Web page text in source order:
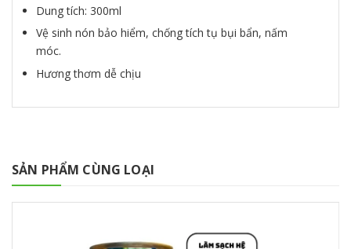
Dung tích: 300ml
Vệ sinh nón bảo hiểm, chống tích tụ bụi bẩn, nấm
móc.
Hương thơm dễ chịu
SẢN PHẨM CÙNG LOẠI